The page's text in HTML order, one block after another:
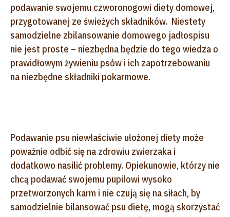
podawanie swojemu czworonogowi diety domowej,
przygotowanej ze świeżych składników. Niestety
samodzielne zbilansowanie domowego jadłospisu
nie jest proste – niezbędna będzie do tego wiedza o
prawidłowym żywieniu psów i ich zapotrzebowaniu
na niezbędne składniki pokarmowe.
Podawanie psu niewłaściwie ułożonej diety może
poważnie odbić się na zdrowiu zwierzaka i
dodatkowo nasilić problemy. Opiekunowie, którzy nie
chcą podawać swojemu pupilowi wysoko
przetworzonych karm i nie czują się na siłach, by
samodzielnie bilansować psu dietę, mogą skorzystać